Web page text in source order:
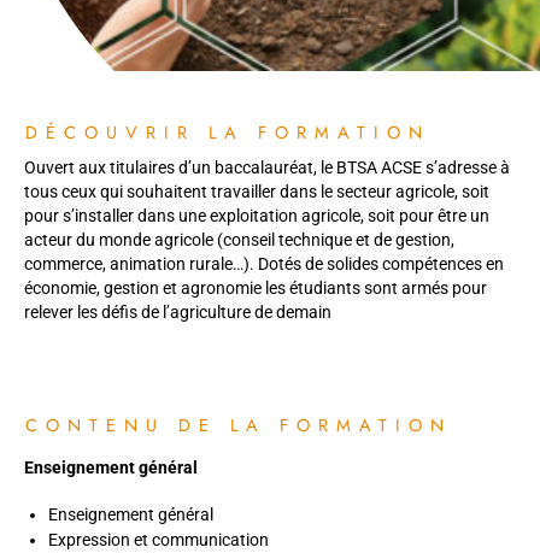
DÉCOUVRIR LA FORMATION
Ouvert aux titulaires d’un baccalauréat, le BTSA ACSE s’adresse à
tous ceux qui souhaitent travailler dans le secteur agricole, soit
pour s’installer dans une exploitation agricole, soit pour être un
acteur du monde agricole (conseil technique et de gestion,
commerce, animation rurale…). Dotés de solides compétences en
économie, gestion et agronomie les étudiants sont armés pour
relever les défis de l’agriculture de demain
CONTENU DE LA FORMATION
Enseignement général
Enseignement général
Expression et communication